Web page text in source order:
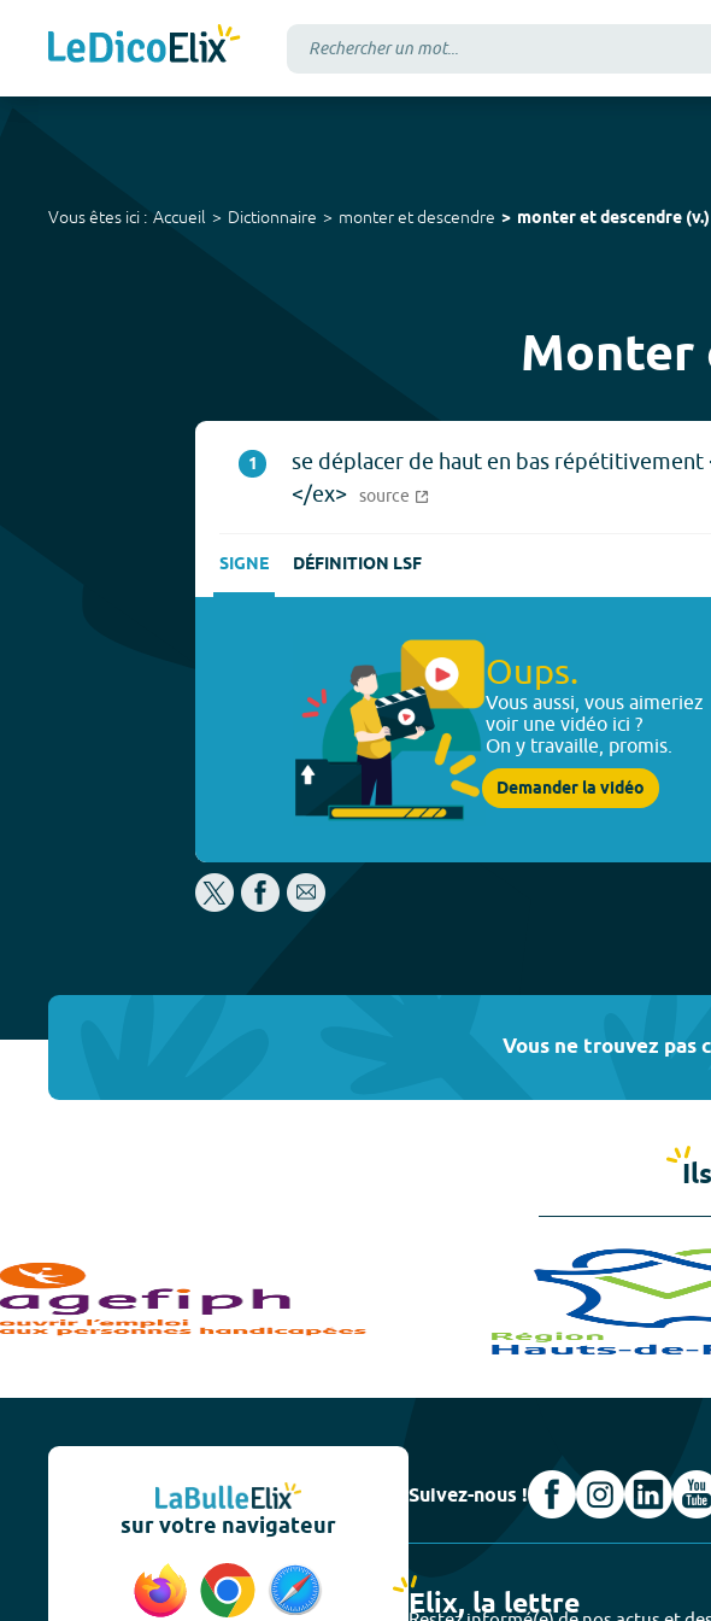
Vous êtes ici : Accueil Dictionnaire monter et descendre monter et descendre (v.)
Monter
1
se déplacer de haut en bas
</ex> source
SIGNE DÉFINITION LSF
Oups.
Vous aussi, vous aimeriez
voir une vidéo ici ?
On y travaille, promis.
Demander la vidéo
Vous ne trouvez pas
sur votre navigateur
Suivez-nous !
Elix, la lettre